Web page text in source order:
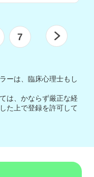
7
ーは、臨床心理士もし
は、かならず厳正な経
た上で登録を許可して